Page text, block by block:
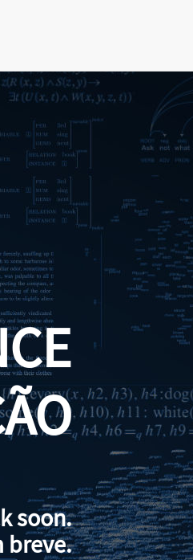
soon.
breve.